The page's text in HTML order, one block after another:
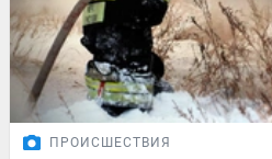
ПРОИСШЕСТВИЯ